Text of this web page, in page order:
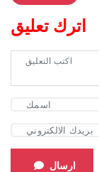
اترك تعليق
ارسال